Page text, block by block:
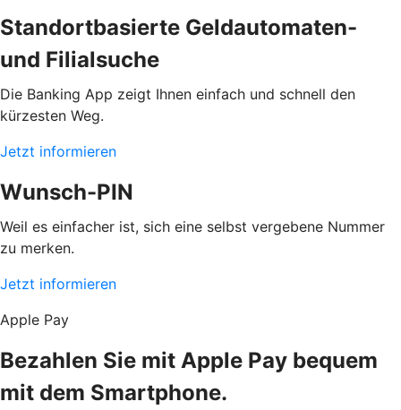
Standortbasierte Geldautomaten-
und Filialsuche
Die Banking App zeigt Ihnen einfach und schnell den
kürzesten Weg.
Jetzt informieren
Wunsch-PIN
Weil es einfacher ist, sich eine selbst vergebene Nummer
zu merken.
Jetzt informieren
Apple Pay
Bezahlen Sie mit Apple Pay bequem
mit dem Smartphone.